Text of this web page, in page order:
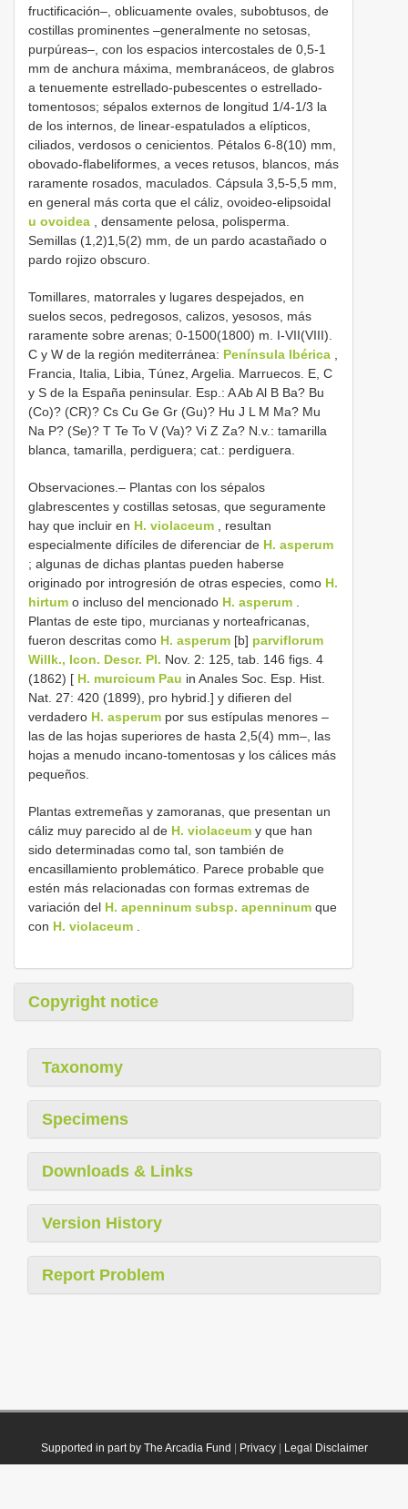
fructificación–, oblicuamente ovales, subobtusos, de
costillas prominentes –generalmente no setosas,
purpúreas–, con los espacios intercostales de 0,5-1
mm de anchura máxima, membranáceos, de glabros
a tenuemente estrellado-pubescentes o estrellado-
tomentosos; sépalos externos de longitud 1/4-1/3 la
de los internos, de linear-espatulados a elípticos,
ciliados, verdosos o cenicientos. Pétalos 6-8(10) mm,
obovado-flabeliformes, a veces retusos, blancos, más
raramente rosados, maculados. Cápsula 3,5-5,5 mm,
en general más corta que el cáliz, ovoideo-elipsoidal
u ovoidea , densamente pelosa, polisperma.
Semillas (1,2)1,5(2) mm, de un pardo acastañado o
pardo rojizo obscuro.
Tomillares, matorrales y lugares despejados, en
suelos secos, pedregosos, calizos, yesosos, más
raramente sobre arenas; 0-1500(1800) m. I-VII(VIII).
C y W de la región mediterránea: Península Ibérica
Francia, Italia, Libia, Túnez, Argelia. Marruecos. E, C
y S de la España peninsular. Esp.: A Ab Al B Ba? Bu
(Co)? (CR)? Cs Cu Ge Gr (Gu)? Hu J L M Ma? Mu
Na P? (Se)? T Te To V (Va)? Vi Z Za? N.v.: tamarilla
blanca, tamarilla, perdiguera; cat.: perdiguera.
Observaciones.– Plantas con los sépalos
glabrescentes y costillas setosas, que seguramente
hay que incluir en H. violaceum , resultan
especialmente difíciles de diferenciar de H. asperum
; algunas de dichas plantas pueden haberse
originado por introgresión de otras especies, como H.
hirtum o incluso del mencionado H. asperum
Plantas de este tipo, murcianas y norteafricanas,
fueron descritas como H. asperum [b] parviflorum
Willk., Icon. Descr. Pl. Nov. 2: 125, tab. 146 figs. 4
(1862) [ H. murcicum Pau in Anales Soc. Esp. Hist.
Nat. 27: 420 (1899), pro hybrid.] y difieren del
verdadero H. asperum por sus estípulas menores –
las de las hojas superiores de hasta 2,5(4) mm–, las
hojas a menudo incano-tomentosas y los cálices más
pequeños.
Plantas extremeñas y zamoranas, que presentan un
cáliz muy parecido al de H. violaceum y que han
sido determinadas como tal, son también de
encasillamiento problemático. Parece probable que
estén más relacionadas con formas extremas de
variación del H. apenninum subsp. apenninum que
con H. violaceum
Copyright notice
Taxonomy
Specimens
Downloads & Links
Version History
Report Problem
Supported in part by The Arcadia Fund Privacy| Legal Disclaimer